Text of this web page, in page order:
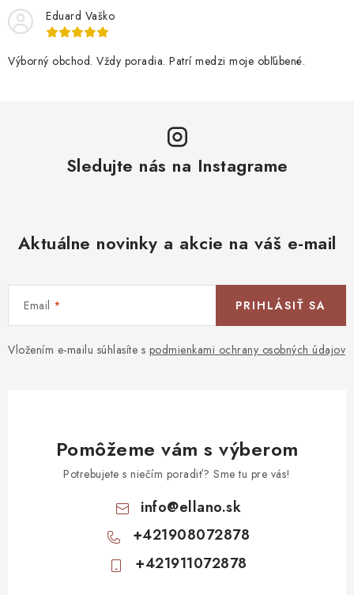
Eduard Vaško
Výborný obchod. Vždy poradia. Patrí medzi moje obľúbené.
Sledujte nás na Instagrame
Aktuálne novinky a akcie na váš e-mail
Email
Vložením e-mailu súhlasíte s podmienkami ochrany osobných údajov
PRIHLÁSIŤ SA
Pomôžeme vám s výberom
Potrebujete s niečím poradiť? Sme tu pre vás!
info@ellano.sk
+421908072878
+421911072878